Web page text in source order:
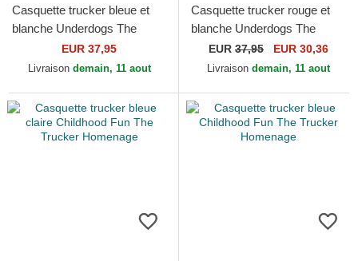
Casquette trucker bleue et
blanche Underdogs The
Trucker Homenage
EUR 37,95
Livraison demain, 11 aout
Casquette trucker rouge et
blanche Underdogs The
Trucker Homenage
EUR 37,95 EUR 30,36
Livraison demain, 11 aout